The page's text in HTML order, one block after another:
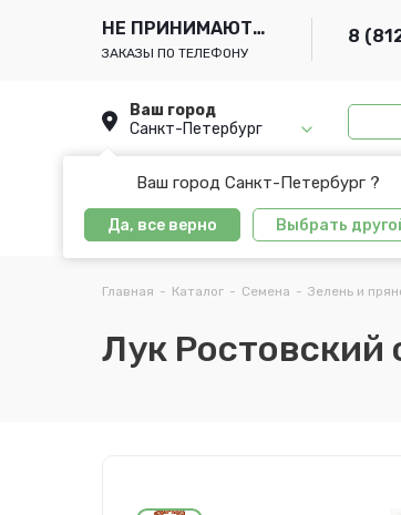
НЕ ПРИНИМАЮТСЯ
ЗАКАЗЫ ПО ТЕЛЕФОНУ
8
Ваш город
Санкт-Петербург
Ваш город Санкт-Петербург ?
Да, все верно Выбрать
Главная - Каталог - Семена - Зелень и
Лук Ростовский